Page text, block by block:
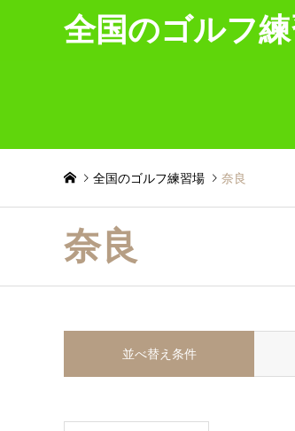
全国のゴルフ
全国のゴルフ練習場 奈良
奈良
並べ替え条件